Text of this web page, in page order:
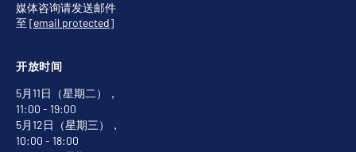
开放时间
5月11日（星期二），
11:00 - 19:00
5月12日（星期三），
10:00 - 18:00
媒体咨询请发送邮件
至 [email protected]